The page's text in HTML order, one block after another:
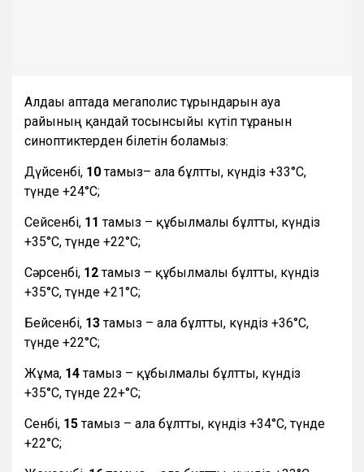
Алдағы аптада мегаполис тұрғындарын ауа
райының қандай тосынсыйы күтіп тұрғанын
синоптиктерден білетін боламыз:
Дүйсенбі, 10тамыз– ала бұлтты, күндіз +33°С,
түнде +24°С;
Сейсенбі, 11тамыз – құбылмалы бұлтты, күндіз
+35°С, түнде +22°С;
Сәрсенбі, 12тамыз – құбылмалы бұлтты, күндіз
+35°С, түнде +21°С;
Бейсенбі, 13тамыз – ала бұлтты, күндіз +36°С,
түнде +22°С;
Жұма, 14тамыз – құбылмалы бұлтты, күндіз
+35°С, түнде 22+°С;
Сенбі, 15тамыз – ала бұлтты, күндіз +34°С, түнде
+22°С;